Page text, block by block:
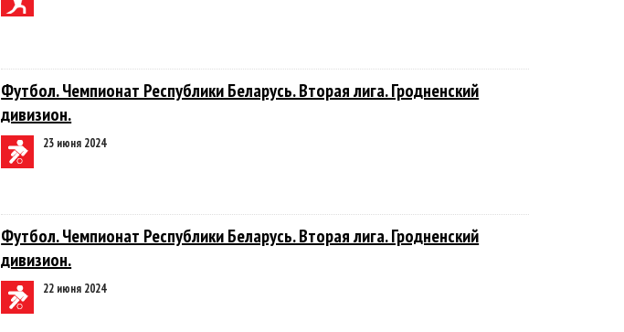
Футбол. Чемпионат Республики Беларусь. Вторая лига. Гродненский
дивизион.
23 июня 2024
Футбол. Чемпионат Республики Беларусь. Вторая лига. Гродненский
дивизион.
22 июня 2024